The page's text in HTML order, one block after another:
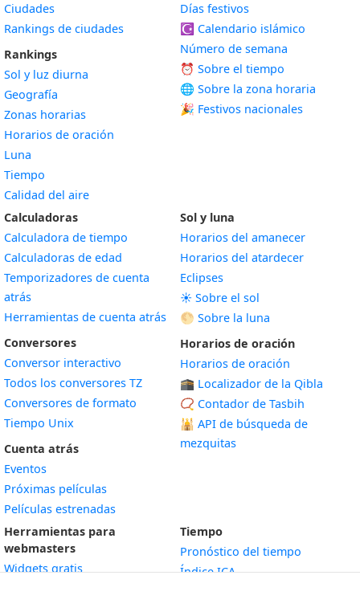
Ciudades
Rankings de ciudades
Rankings
Sol y luz diurna
Geografía
Zonas horarias
Horarios de oración
Luna
Tiempo
Calidad del aire
Días festivos
☪️ Calendario islámico
Número de semana
⏰ Sobre el tiempo
🌐 Sobre la zona horaria
🎉 Festivos nacionales
Calculadoras
Calculadora de tiempo
Calculadoras de edad
Temporizadores de cuenta
atrás
Herramientas de cuenta atrás
Conversores
Conversor interactivo
Todos los conversores TZ
Conversores de formato
Tiempo Unix
Cuenta atrás
Eventos
Próximas películas
Películas estrenadas
Sol y luna
Horarios del amanecer
Horarios del atardecer
Eclipses
☀️ Sobre el sol
🌕 Sobre la luna
Horarios de oración
Horarios de oración
🕋 Localizador de la Qibla
📿 Contador de Tasbih
🕌 API de búsqueda de
mezquitas
Herramientas para
webmasters
Widgets gratis
Tiempo
Pronóstico del tiempo
Índice ICA